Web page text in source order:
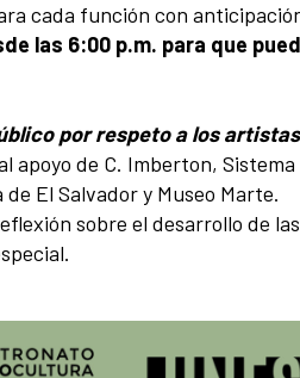
cada función con
las 6:00 p.m. para que
por respeto a los
apoyo de C. Imberton,
El Salvador y Museo Marte.
sobre el desarrollo de